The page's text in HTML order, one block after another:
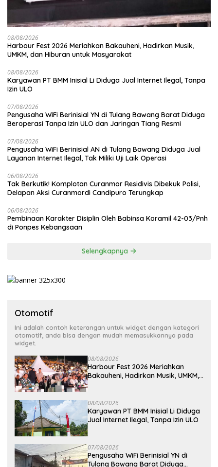
08/08/2026
Harbour Fest 2026 Meriahkan Bakauheni, Hadirkan Musik,
UMKM, dan Hiburan untuk Masyarakat
08/08/2026
Karyawan PT BMM Inisial Li Diduga Jual Internet Ilegal, Tanpa
Izin ULO
07/08/2026
Pengusaha WiFi Berinisial YN di Tulang Bawang Barat Diduga
Beroperasi Tanpa Izin ULO dan Jaringan Tiang Resmi
07/08/2026
Pengusaha WiFi Berinisial AN di Tulang Bawang Diduga Jual
Layanan Internet Ilegal, Tak Miliki Uji Laik Operasi
06/08/2026
Tak Berkutik! Komplotan Curanmor Residivis Dibekuk Polisi,
Delapan Aksi Curanmordi Candipuro Terungkap
06/08/2026
Pembinaan Karakter Disiplin Oleh Babinsa Koramil 42-03/Pnh
di Ponpes Kebangsaan
Selengkapnya
Otomotif
Ini adalah contoh keterangan untuk widget dengan kategori
otomotif, anda bisa dengan mudah memasukkannya pada
widget.
08/08/2026
Harbour Fest 2026 Meriahkan
Bakauheni, Hadirkan Musik, UMKM,
08/08/2026
Karyawan PT BMM Inisial Li Diduga
Jual Internet Ilegal, Tanpa Izin ULO
07/08/2026
Pengusaha WiFi Berinisial YN di
Tulang Bawang Barat Diduga